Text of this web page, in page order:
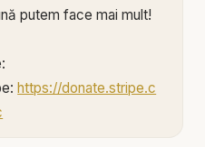
putem face mai mult!
https://donate.stripe.c